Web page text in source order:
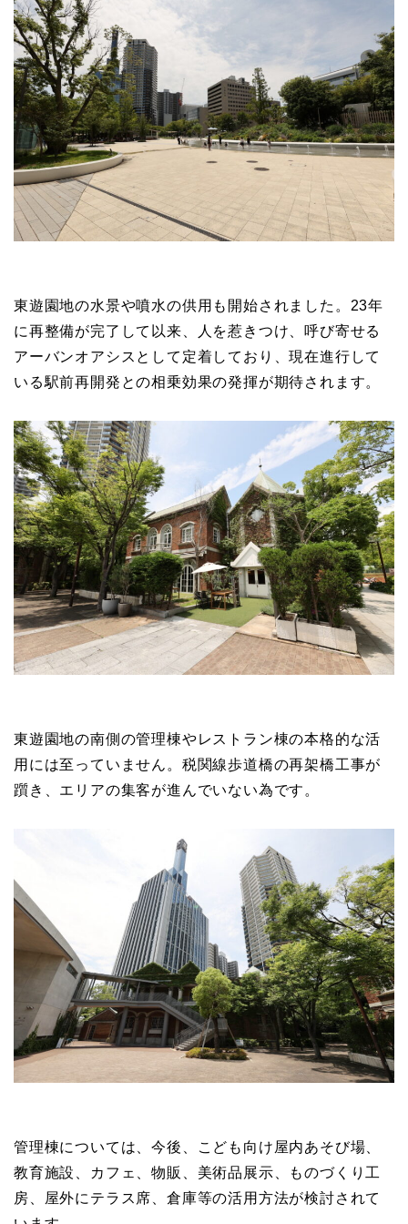
東遊園地の水景や噴水の供用も開始されました。23年
に再整備が完了して以来、人を惹きつけ、呼び寄せる
アーバンオアシスとして定着しており、現在進行して
いる駅前再開発との相乗効果の発揮が期待されます。
東遊園地の南側の管理棟やレストラン棟の本格的な活
用には至っていません。税関線歩道橋の再架橋工事が
躓き、エリアの集客が進んでいない為です。
管理棟については、今後、
こども向け屋内あそび場、
教育施設、カフェ、物販、美術品展示、ものづくり工
房、屋外にテラス席、倉庫等の活用方法が検討されて